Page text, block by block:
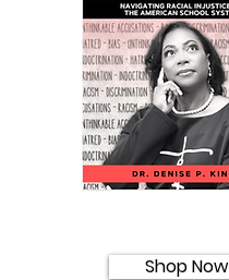
Shop Now